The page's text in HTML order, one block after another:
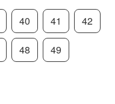
40 41 42
48 49